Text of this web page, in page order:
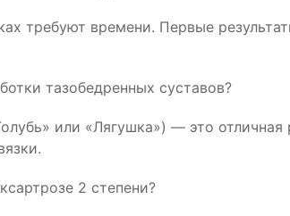
требуют времени. Первые
тазобедренных суставов?
или «Лягушка») — это
2 степени?